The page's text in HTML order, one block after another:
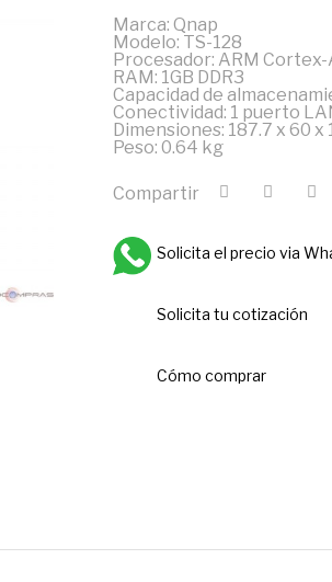
Marca: Qnap
Modelo: TS-128
Procesador: ARM Cortex-
RAM: 1GB DDR3
Capacidad de
Conectividad: 1 puerto
Dimensiones: 187.7 x 60 x
Peso: 0.64 kg
Compartir
Solicita el precio via
Solicita tu cotización
Cómo comprar